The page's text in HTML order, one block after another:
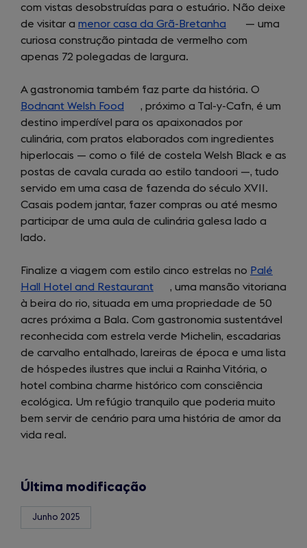
in
a
new
com vistas desobstruídas para o estuário. Não deixe
de visitar a menor casa da Grã-Bretanha (opens
in
tab)
— uma
curiosa construção pintada de vermelho com
apenas 72 polegadas de largura.
A gastronomia também faz parte da história. O
Bodnant Welsh Food
(opens
in
a
new
tab)
, próximo a Tal-y-Cafn, é um
destino imperdível para os apaixonados por
culinária, com pratos elaborados com ingredientes
hiperlocais — como o filé de costela Welsh Black e as
postas de cavala curada ao estilo tandoori —, tudo
servido em uma casa de fazenda do século XVII.
Casais podem jantar, fazer compras ou até mesmo
participar de uma aula de culinária galesa lado a
lado.
Finalize a viagem com estilo cinco estrelas no Palé
Hall Hotel and Restaurant (opens
in
a
new
tab)
, uma mansão vitoriana
à beira do rio, situada em uma propriedade de 50
acres próxima a Bala. Com gastronomia sustentável
reconhecida com estrela verde Michelin, escadarias
de carvalho entalhado, lareiras de época e uma lista
de hóspedes ilustres que inclui a Rainha Vitória, o
hotel combina charme histórico com consciência
ecológica. Um refúgio tranquilo que poderia muito
bem servir de cenário para uma história de amor da
vida real.
Última modificação
Junho 2025